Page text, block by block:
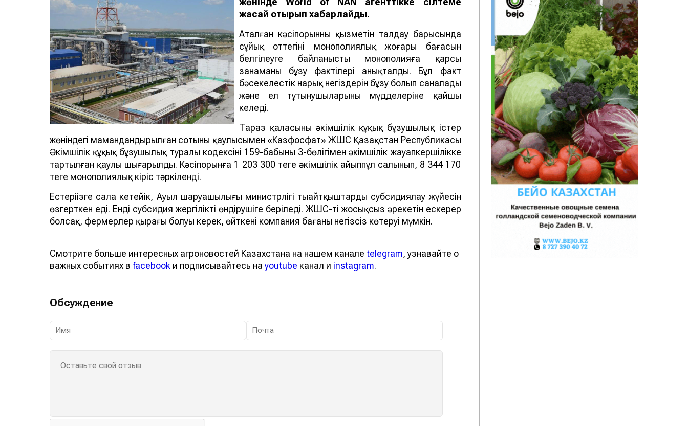
жасай отырып хабарлайды.
Аталған кәсіпорынның қызметін талдау барысында
сұйық оттегінің монополиялық жоғары бағасын
белгілеуге байланысты монополияға қарсы
заңнаманы бұзу фактілері анықталды. Бұл факт
бәсекелестік нарық негіздерін бұзу болып саналады
және ел тұтынушыларының мүдделеріне қайшы
келеді.
Тараз қаласының әкімшілік құқық бұзушылық істер
жөніндегі мамандандырылған сотының қаулысымен «Казфосфат» ЖШС Қазақстан Республикасы
Әкімшілік құқық бұзушылық туралы кодексінің 159-бабының 3-бөлігімен әкімшілік жауапкершілікке
тартылған қаулы шығарылды. Кәсіпорынға 1 203 300 теңге әкімшілік айыппұл салынып, 8 344 170
теңге монополиялық кіріс тәркіленді.
Естеріңізге сала кетейік, Ауыл шаруашылығы министрлігі тыңайтқыштарды субсидиялау жүйесін
өзгерткен еді. Енді субсидия жергілікті өндірушіге беріледі. ЖШС-тің жосықсыз әрекетін ескерер
болсақ, фермерлер қырағы болуы керек, өйткені компания бағаны негізсіз көтеруі мүмкін.
Смотрите больше интересных агроновостей Казахстана на нашем канале telegram, узнавайте о
важных событиях в facebook и подписывайтесь наyoutube канал и instagram.
Обсуждение